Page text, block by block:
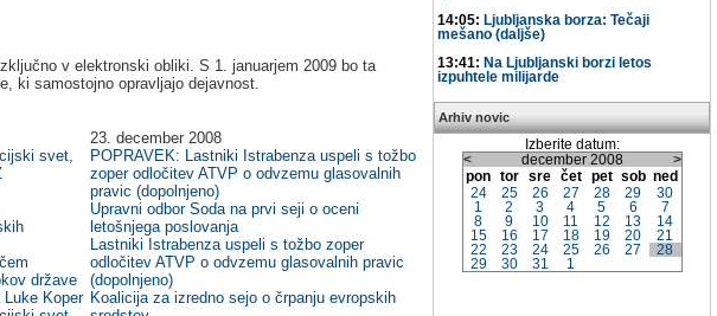
v elektronski obliki. S 1. januarjem 2009 bo ta
ki samostojno opravljajo dejavnost.
svet,
države
Koper
23. december 2008
POPRAVEK: Lastniki Istrabenza uspeli s tožbo
zoper odločitev ATVP o odvzemu glasovalnih
pravic (dopolnjeno)
Upravni odbor Soda na prvi seji o oceni
letošnjega poslovanja
Lastniki Istrabenza uspeli s tožbo zoper
odločitev ATVP o odvzemu glasovalnih pravic
(dopolnjeno)
Koalicija za izredno sejo o črpanju evropskih
14:05: Ljubljanska borza: Tečaji
mešano (daljše)
13:41: Na Ljubljanski borzi letos
izpuhtele milijarde
Arhiv novic
Izberite datum:
<
december 2008
>
pon
tor sre čet pet sob ned
24
25 26 27 28 29
30
1
2 3 4 5 6
7
8
9 10 11 12 13
14
15
16 17 18 19 20
21
22
23 24 25 26 27
28
29
30 31 1